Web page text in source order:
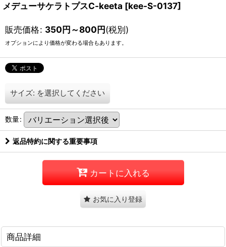
メデューサケラトプスC-keeta [kee-S-0137]
販売価格: 350円～800円(税別)
オプションにより価格が変わる場合もあります。
サイズ: を選択してください
数量:
返品特約に関する重要事項
カートに入れる
お気に入り登録
商品詳細